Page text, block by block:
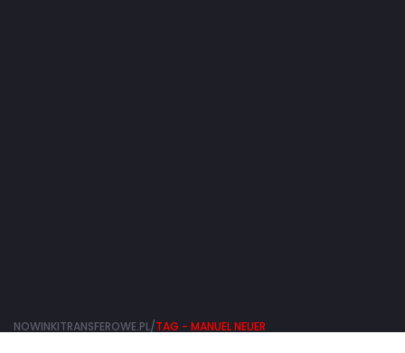
NOWINKITRANSFEROWE.PL/TAG - MANUEL NEUER